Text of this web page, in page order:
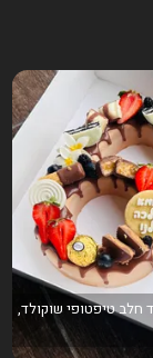
שוקולד חלב טיפטופי שוקולד,